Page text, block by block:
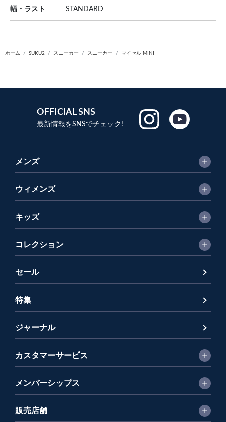
幅・ラスト STANDARD
ホーム SUKU2 スニーカー スニーカー マイセル MINI
OFFICIAL SNS
最新情報をSNSでチェック!
メンズ
ウィメンズ
キッズ
コレクション
セール
特集
ジャーナル
カスタマーサービス
メンバーシップス
販売店舗